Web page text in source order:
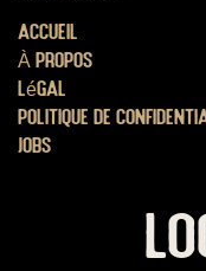
Accueil
À propos
Légal
Politique de
Jobs